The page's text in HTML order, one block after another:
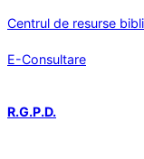
Centrul de resurse
E-Consultare
R.G.P.D.